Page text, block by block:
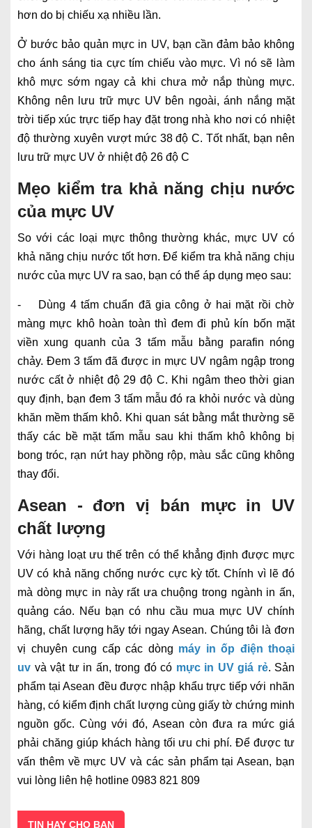
hơn do bị chiếu xạ nhiều lần.
Ở bước bảo quản mực in UV, bạn cần đảm bảo không
cho ánh sáng tia cực tím chiếu vào mực. Vì nó sẽ làm
khô mực sớm ngay cả khi chưa mở nắp thùng mực.
Không nên lưu trữ mực UV bên ngoài, ánh nắng mặt
trời tiếp xúc trực tiếp hay đặt trong nhà kho nơi có nhiệt
độ thường xuyên vượt mức 38 độ C. Tốt nhất, bạn nên
lưu trữ mực UV ở nhiệt độ 26 độ C
Mẹo kiểm tra khả năng chịu nước
của mực UV
So với các loại mực thông thường khác, mực UV có
khả năng chịu nước tốt hơn. Để kiểm tra khả năng chịu
nước của mực UV ra sao, bạn có thể áp dụng mẹo sau:
- Dùng 4 tấm chuẩn đã gia công ở hai mặt rồi chờ
màng mực khô hoàn toàn thì đem đi phủ kín bốn mặt
viền xung quanh của 3 tấm mẫu bằng parafin nóng
chảy. Đem 3 tấm đã được in mực UV ngâm ngập trong
nước cất ở nhiệt độ 29 độ C. Khi ngâm theo thời gian
quy định, bạn đem 3 tấm mẫu đó ra khỏi nước và dùng
khăn mềm thấm khô. Khi quan sát bằng mắt thường sẽ
thấy các bề mặt tấm mẫu sau khi thấm khô không bị
bong tróc, rạn nứt hay phồng rộp, màu sắc cũng không
thay đổi.
Asean - đơn vị bán mực in UV
chất lượng
Với hàng loạt ưu thế trên có thể khẳng định được mực
UV có khả năng chống nước cực kỳ tốt. Chính vì lẽ đó
mà dòng mực in này rất ưa chuộng trong ngành in ấn,
quảng cáo. Nếu bạn có nhu cầu mua mực UV chính
hãng, chất lượng hãy tới ngay Asean. Chúng tôi là đơn
vị chuyên cung cấp các dòng máy in ốp điện thoại
uv và vật tư in ấn, trong đó có mực in UV giá rẻ. Sản
phẩm tại Asean đều được nhập khẩu trực tiếp với nhãn
hàng, có kiểm định chất lượng cùng giấy tờ chứng minh
nguồn gốc. Cùng với đó, Asean còn đưa ra mức giá
phải chăng giúp khách hàng tối ưu chi phí. Để được tư
vấn thêm về mực UV và các sản phẩm tại Asean, bạn
vui lòng liên hệ hotline 0983 821 809
TIN HAY CHO BẠN